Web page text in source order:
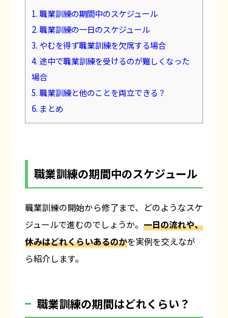
1. 職業訓練の期間中のスケジュール
2. 職業訓練の一日のスケジュール
3. やむを得ず職業訓練を欠席する場合
4. 途中で職業訓練を受けるのが難しくなった
場合
5. 職業訓練と他のことを両立できる？
6. まとめ
職業訓練の期間中のスケジュール
職業訓練の開始から修了まで、どのようなスケ
ジュールで進むのでしょうか。 一日の流れや、
休みはどれくらいあるのかを実例を交えなが
ら紹介します。
職業訓練の期間はどれくらい？